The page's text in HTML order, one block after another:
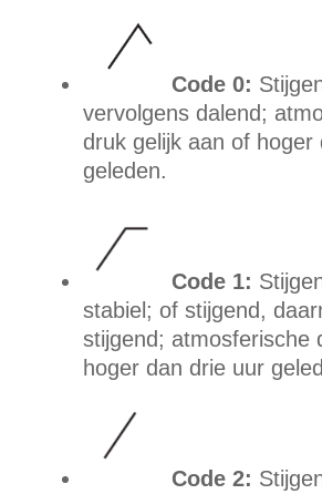
Code 0:
vervolgens dalend;
druk gelijk aan of hoger
geleden.
Code 1:
stabiel; of stijgend,
stijgend; atmosferische
hoger dan drie uur
Code 2: